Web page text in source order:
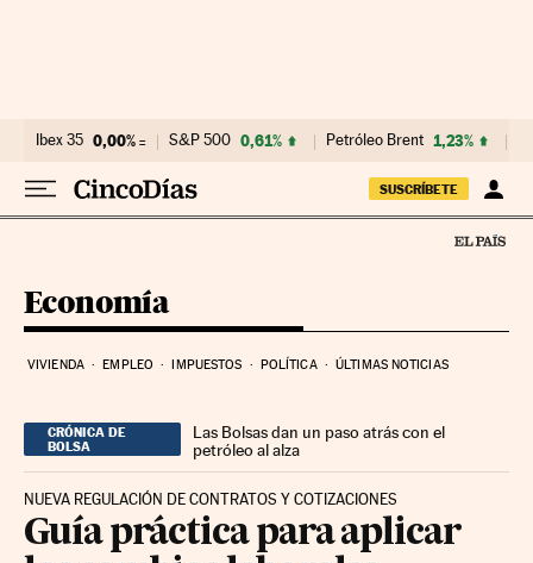
Ibex 35 0,00% S&P 500 0,61% Petróleo Brent 1,23%
SUSCRÍBETE
Economía
VIVIENDA EMPLEO IMPUESTOS POLÍTICA ÚLTIMAS NOTICIAS
CRÓNICA DE
BOLSA
Las Bolsas dan un paso atrás con el
petróleo al alza
NUEVA REGULACIÓN DE CONTRATOS Y COTIZACIONES
Guía práctica para aplicar